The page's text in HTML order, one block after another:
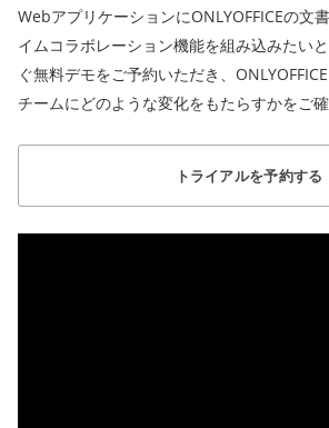
WebアプリケーションにONLYOFFICEの文
イムコラボレーション機能を組み込みたい
ぐ無料デモをご予約いただき、
チームにどのような変化をもたらすかをご確
トライアルを予約する